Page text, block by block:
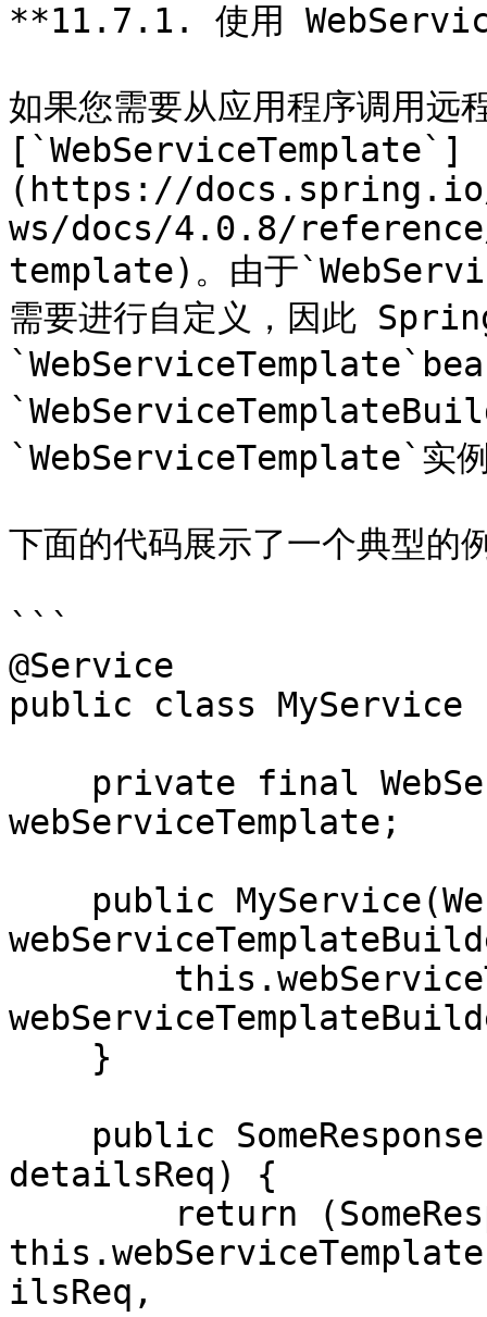
**11.7.1. 使用
如果您需要从应用程序调用远
[`WebServiceTemplate`]
(https://
ws/docs/4.0.8/
template)。由于
需要进行自定义，因此
`WebServiceTemplate`实
下面的代码展示了一个典型的
```
@Service
public class MyService
webServiceTemplate;
detailsReq) {
ilsReq,